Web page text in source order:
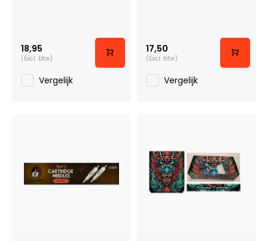
18,95
(Excl. btw)
Vergelijk
17,50
(Excl. btw)
Vergelijk